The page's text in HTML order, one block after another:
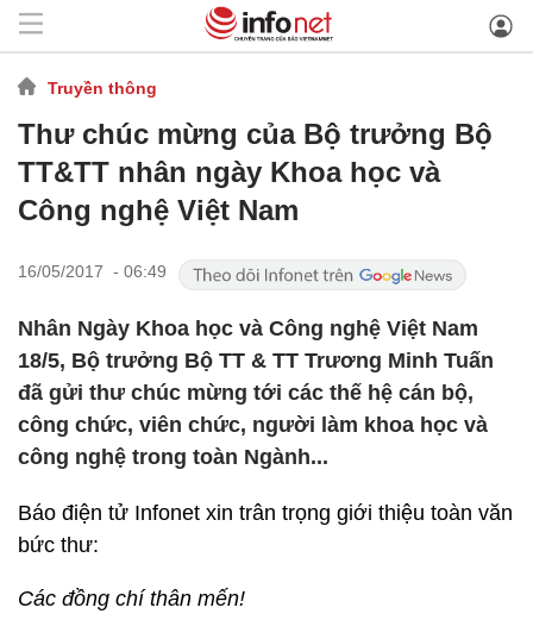
Truyền thông
Thư chúc mừng của Bộ trưởng Bộ
TT&TT nhân ngày Khoa học và
Công nghệ Việt Nam
16/05/2017 - 06:49
Nhân Ngày Khoa học và Công nghệ Việt Nam
18/5, Bộ trưởng Bộ TT & TT Trương Minh Tuấn
đã gửi thư chúc mừng tới các thế hệ cán bộ,
công chức, viên chức, người làm khoa học và
công nghệ trong toàn Ngành...
Báo điện tử Infonet xin trân trọng giới thiệu toàn văn
bức thư:
Các đồng chí thân mến!